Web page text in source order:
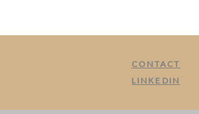
CONTACT
LINKEDIN